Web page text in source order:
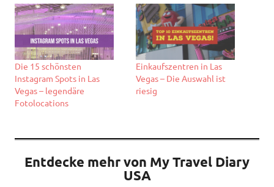
Die 15 schönsten
Instagram Spots in Las
Vegas – legendäre
Fotolocations
Einkaufszentren in Las
Vegas – Die Auswahl ist
riesig
Entdecke mehr von My Travel Diary
USA